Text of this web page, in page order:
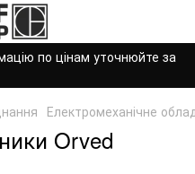
по цінам уточнюйте за
Електромеханічне
Orved